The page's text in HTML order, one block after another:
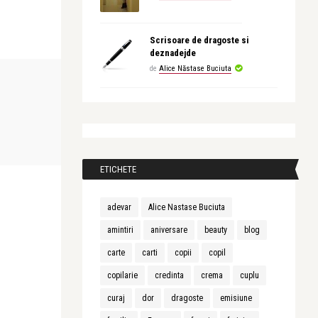
Scrisoare de dragoste si
deznadejde
de Alice Năstase Buciuta
ETICHETE
adevar Alice Nastase Buciuta
amintiri aniversare beauty blog
carte carti copii copil
copilarie credinta crema cuplu
curaj dor dragoste emisiune